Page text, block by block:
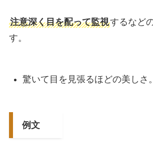
注意深く目を配って監視するなど
す。
驚いて目を見張るほどの美しさ。
例文